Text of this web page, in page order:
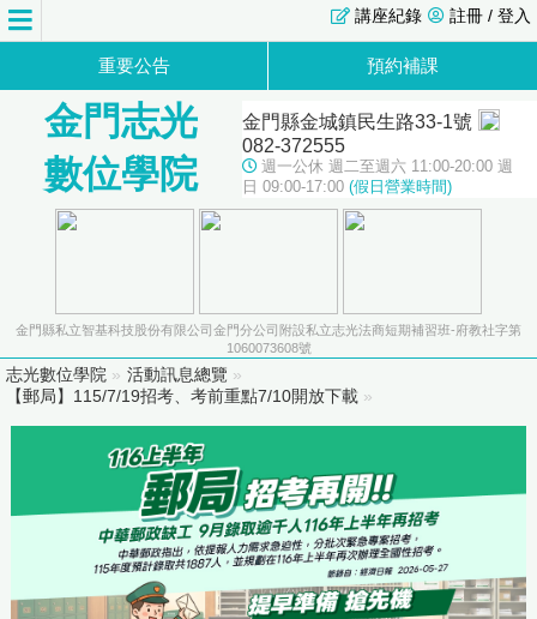
註冊 / 登入
講座紀錄
重要公告 預約補課
金門志光
數位學院
金門縣金城鎮民生路33-1號
082-372555
週一公休 週二至週六 11:00-20:00 週
日 09:00-17:00 (假日營業時間)
金門縣私立智基科技股份有限公司金門分公司附設私立志光法商短期補習班-府教社字第
1060073608號
志光數位學院 » 活動訊息總覽 »
【郵局】115/7/19招考、考前重點7/10開放下載 »